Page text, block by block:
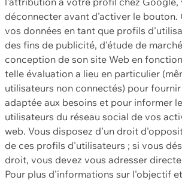
déconnecter avant d'activer le bouton.
vos données en tant que profils
des fins de publicité, d'étude de
conception de son site Web en
telle évaluation a lieu en particulier
utilisateurs non connectés) pour
adaptée aux besoins et pour informer
utilisateurs du réseau social de vos
web. Vous disposez d'un droit
de ces profils d'utilisateurs ; si vous
droit, vous devez vous adresser
Pour plus d'informations sur l'objectif